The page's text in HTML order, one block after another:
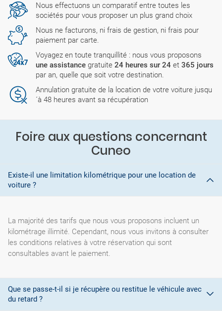
Nous effectuons un comparatif entre toutes les
sociétés pour vous proposer un plus grand choix
Nous ne facturons, ni frais de gestion, ni frais pour
paiement par carte.
Voyagez en toute tranquillité : nous vous proposons
une assistance gratuite 24 heures sur 24 et 365 jours
par an, quelle que soit votre destination.
Annulation gratuite de la location de votre voiture jusqu
´à 48 heures avant sa récupération
Foire aux questions concernant
Cuneo
Existe-il une limitation kilométrique pour une location de
voiture ?
La majorité des tarifs que nous vous proposons incluent un
kilométrage illimité. Cependant, nous vous invitons à consulter
les conditions relatives à votre réservation qui sont
consultables avant le paiement.
Que se passe-t-il si je récupère ou restitue le véhicule avec
du retard ?